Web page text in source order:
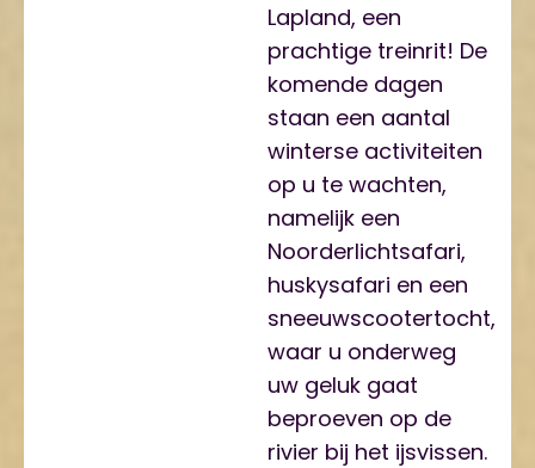
Lapland, een
prachtige treinrit! De
komende dagen
staan een aantal
winterse activiteiten
op u te wachten,
namelijk een
Noorderlichtsafari,
huskysafari en een
sneeuwscootertocht,
waar u onderweg
uw geluk gaat
beproeven op de
rivier bij het ijsvissen.